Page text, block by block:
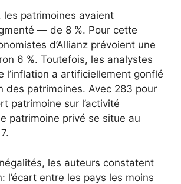
les patrimoines avaient
— de 8 %. Pour cette
d’Allianz prévoient une
6 %. Toutefois, les analystes
l’inflation a artificiellement gonflé
des patrimoines. Avec 283 pour
patrimoine sur l’activité
patrimoine privé se situe au
les auteurs constatent
l’écart entre les pays les moins